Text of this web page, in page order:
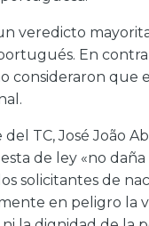
veredicto
En contra
consideraron que
TC, José João
de ley «no daña
solicitantes de
en peligro la